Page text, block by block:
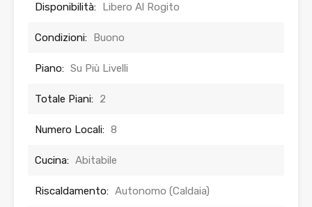
Disponibilità: Libero Al Rogito
Condizioni: Buono
Piano: Su Più Livelli
Totale Piani: 2
Numero Locali: 8
Cucina: Abitabile
Riscaldamento: Autonomo (Caldaia)